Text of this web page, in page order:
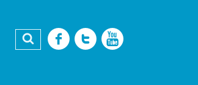
Buscar Facebook
Twitter